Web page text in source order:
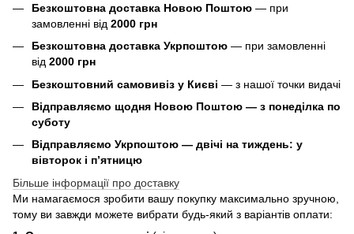
Безкоштовна доставка Новою Поштою — при
замовленні від 2000 грн
Безкоштовна доставка Укрпоштою — при замовленні
від 2000 грн
Безкоштовний самовивіз у Києві — з нашої точки видачі
Відправляємо щодня Новою Поштою — з понеділка по
суботу
Відправляємо Укрпоштою — двічі на тиждень: у
вівторок і п’ятницю
Більше інформації про доставку
Ми намагаємося зробити вашу покупку максимально зручною,
тому ви завжди можете вибрати будь-який з варіантів оплати: